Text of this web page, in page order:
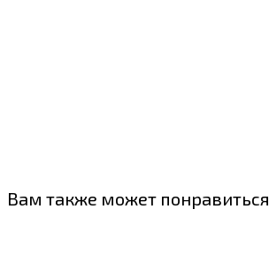
Вам также может понравиться